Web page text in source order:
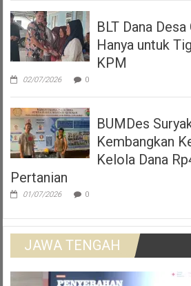
BLT Dana
Hanya untuk
KPM
02/07/2026 0
BUMDes
Kembangkan
Kelola Dana
Pertanian
01/07/2026 0
JAWA TENGAH